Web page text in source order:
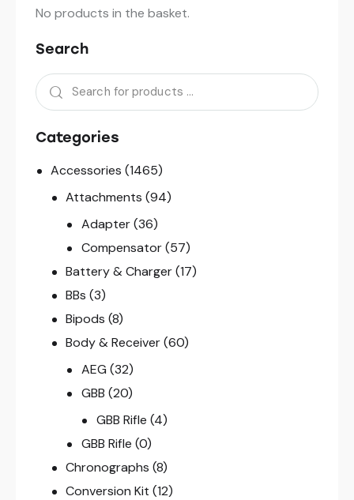
No products in the basket.
Search
Categories
Accessories (1465)
Attachments (94)
Adapter (36)
Compensator (57)
Battery & Charger (17)
BBs (3)
Bipods (8)
Body & Receiver (60)
AEG (32)
GBB (20)
GBB Rifle (4)
GBB Rifle (0)
Chronographs (8)
Conversion Kit (12)